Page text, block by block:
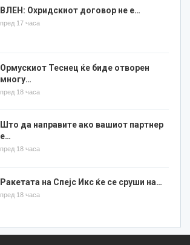
ВЛЕН: Охридскиот договор не е…
пред 17 часа
Ормускиот Теснец ќе биде отворен
многу…
пред 18 часа
Што да направите ако вашиот партнер
е…
пред 18 часа
Ракетата на Спејс Икс ќе се сруши на…
пред 18 часа